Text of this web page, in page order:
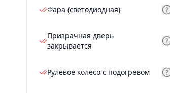
Фара (светодиодная)
Призрачная дверь
закрывается
Рулевое колесо с подогревом